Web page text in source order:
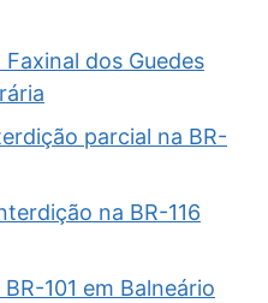
dos Guedes
parcial na BR-
na BR-116
101 em Balneário